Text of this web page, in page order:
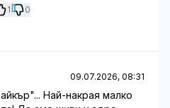
1 0
09.07.2026, 08:31
Най-накрая малко